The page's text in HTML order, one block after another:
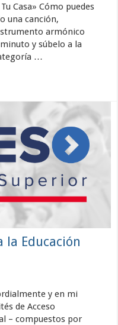
Casa» Cómo puedes
una canción,
armónico
y súbelo a la
…
la Educación
y en mi
de Acceso
– compuestos por